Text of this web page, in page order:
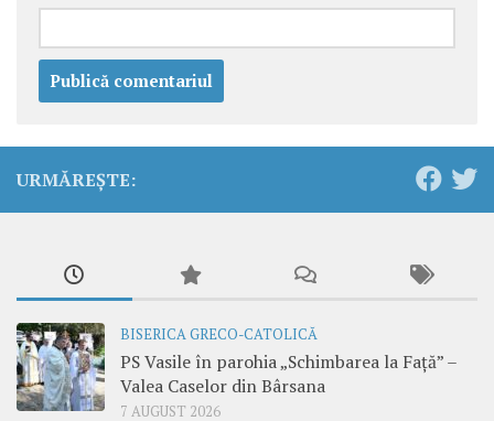
URMĂREȘTE:
BISERICA GRECO-CATOLICĂ
PS Vasile în parohia „Schimbarea la Față” –
Valea Caselor din Bârsana
7 AUGUST 2026